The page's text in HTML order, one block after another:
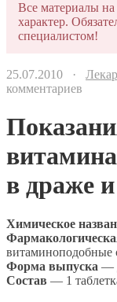
Все материалы
характер.
специалистом!
25.07.2010 ·
комментариев
в драже
Химическое
витаминоподобные
Форма выпуска —
Состав — 1